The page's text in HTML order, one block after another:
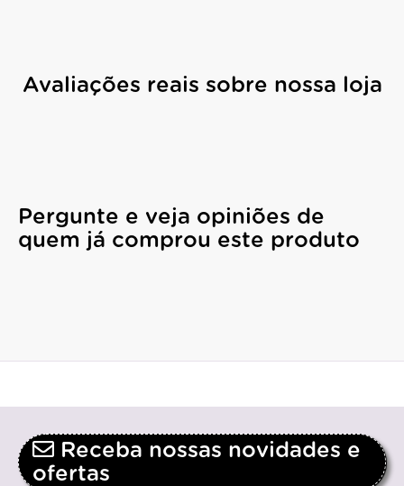
Avaliações reais sobre nossa loja
Pergunte e veja opiniões de
quem já comprou este produto
Receba nossas novidades e
ofertas